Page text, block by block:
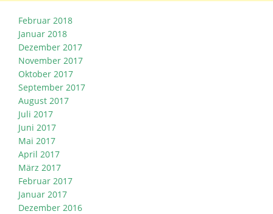
Februar 2018
Januar 2018
Dezember 2017
November 2017
Oktober 2017
September 2017
August 2017
Juli 2017
Juni 2017
Mai 2017
April 2017
März 2017
Februar 2017
Januar 2017
Dezember 2016